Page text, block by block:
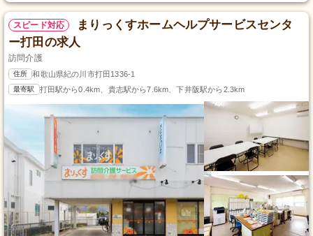
スピード対応
まりっくすホームヘルプサービスセンタ
ー打田の求人
訪問介護
住所 和歌山県紀の川市打田1336-1
最寄駅 打田駅から0.4km、貴志駅から7.6km、下井阪駅から2.3km